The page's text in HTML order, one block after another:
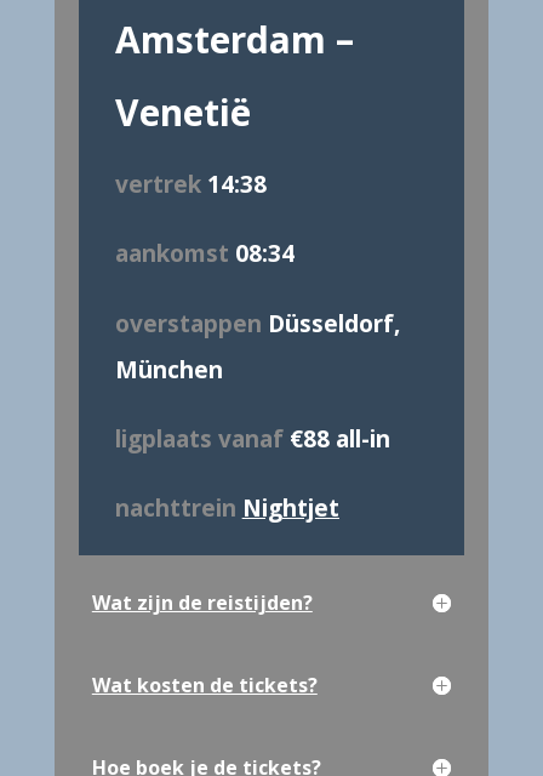
Amsterdam –
Venetië
vertrek 14:38
aankomst 08:34
overstappen Düsseldorf,
München
ligplaats vanaf€88 all-in
nachttrein Nightjet
Wat zijn de reistijden?
Wat kosten de tickets?
Hoe boek je de tickets?